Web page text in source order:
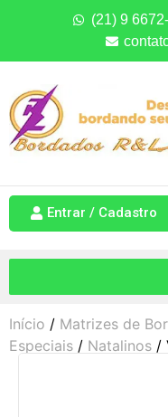
(21) 9
Entrar / Cadastro
Início / Matrizes de
Especiais / Natalinos /